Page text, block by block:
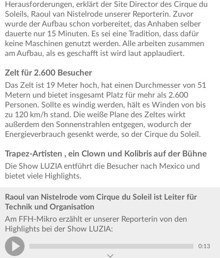
Herausforderungen, erklärt der Site Director des Cirque du
Soleils, Raoul van Nistelrode unserer Reporterin. Zuvor
wurde der Aufbau schon vorbereitet, das Anhaben selber
dauerte nur 15 Minuten. Es sei eine Tradition, dass dafür
keine Maschinen genutzt werden. Alle arbeiten zusammen
am Aufbau, als es geschafft ist wird laut applaudiert.
Zelt für 2.600 Besucher
Das Zelt ist 19 Meter hoch, hat einen Durchmesser von 51
Metern und bietet insgesamt Platz für mehr als 2.600
Personen. Sollte es windig werden, hält es Winden von bis
zu 120 km/h stand. Die weiße Plane des Zeltes wirkt
außerdem den Sonnenstrahlen entgegen, wodurch der
Energieverbrauch gesenkt werde, so der Cirque du Soleil.
Trapez-Artisten , ein Clown und Kolibris auf der Bühne
Die Show LUZIA entführt die Besucher nach Mexico und
bietet viele Highlights.
Raoul van Nistelrode vom Cirque du Soleil ist Leiter für
Technik und Organisation
Am FFH-Mikro erzählt er unserer Reporterin von den
Highlights bei der Show LUZIA:
0:13